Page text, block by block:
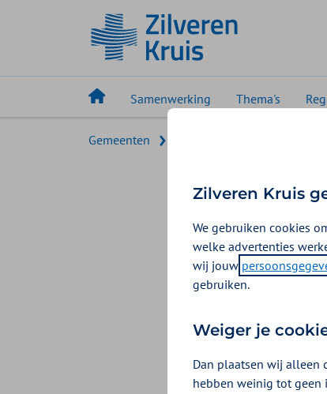
Samenwerking Thema's
Gemeenten
staan bijna
ook vaak
Zilveren Kruis
We gebruiken cookies
welke advertenties
wij jouw
gebruiken.
Weiger je
Dan plaatsen wij alleen
hebben weinig tot geen